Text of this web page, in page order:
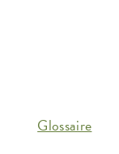
Glossaire